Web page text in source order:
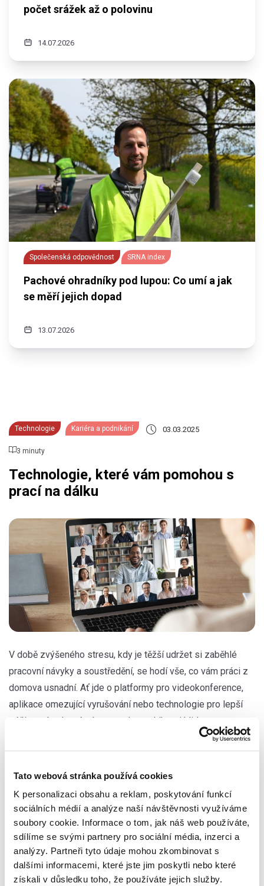
Tato webová stránka používá cookies
K personalizaci obsahu a reklam, poskytování funkcí
sociálních médií a analýze naší návštěvnosti využíváme
soubory cookie. Informace o tom, jak náš web používáte,
sdílíme se svými partnery pro sociální média, inzerci a
analýzy. Partneři tyto údaje mohou zkombinovat s
dalšími informacemi, které jste jim poskytli nebo které
získali v důsledku toho, že používáte jejich služby.
počet srážek až o polovinu
14.07.2026
Společenská odpovědnost SRNA index
Pachové ohradníky pod lupou: Co umí a jak
se měří jejich dopad
13.07.2026
Technologie Kariéra a podnikání 03.03.2025
3 minuty
Technologie, které vám pomohou s
prací na dálku
V době zvýšeného stresu, kdy je těžší udržet si zaběhlé
pracovní návyky a soustředění, se hodí vše, co vám práci z
domova usnadní. Ať jde o platformy pro videokonference,
aplikace omezující vyrušování nebo technologie pro lepší
péči o sebe, které vám pomohou udržet si klidnou a
vyrovnanou mysl. Přinášíme vám výběr nejlepších aplikací,
které jsou k dispozici.
Buďte v kontaktu se spolupracovníky
Najít vhodný způsob komunikace s kolegy a nadřízenými,
který se co nejvíc podobá běžnému kontaktu v kanceláři,
bývá při práci z domova pěkný oříšek. Tady se hodí aplikace
na pořádání videokonferencí, jako jsouZoom,Google Chat
Whereby aMicrosoftTeams. Díky nim budete mít při